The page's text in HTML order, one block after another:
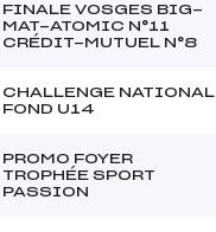
FINALE VOSGES BIG-
MAT-ATOMIC N°11
CRÉDIT-MUTUEL N°8
CHALLENGE NATIONAL
FOND U14
PROMO FOYER
TROPHÉE SPORT
PASSION